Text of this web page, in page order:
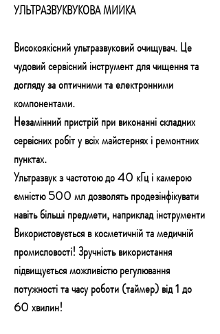
УЛЬТРАЗВУКВУКОВА МИЙКА
Високоякісний ультразвуковий очищувач. Це
чудовий сервісний інструмент для чищення та
догляду за оптичними та електронними
компонентами.
Незамінний пристрій при виконанні складних
сервісних робіт у всіх майстернях і ремонтних
пунктах.
Ультразвук з частотою до 40 кГц і камерою
ємністю 500 мл дозволять продезінфікувати
навіть більші предмети, наприклад інструменти
Використовується в косметичній та медичній
промисловості! Зручність використання
підвищується можливістю регулювання
потужності та часу роботи (таймер) від 1 до
60 хвилин!